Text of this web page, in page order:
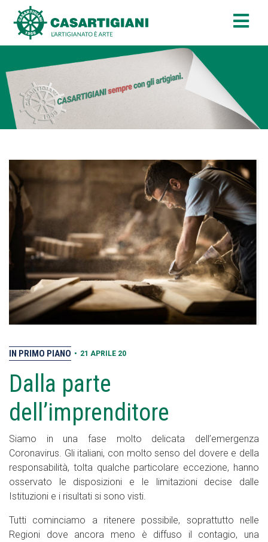
IN PRIMO PIANO • 21 APRILE 20
Dalla parte
dell’imprenditore
Siamo in una fase molto delicata dell’emergenza
Coronavirus. Gli italiani, con molto senso del dovere e della
responsabilità, tolta qualche particolare eccezione, hanno
osservato le disposizioni e le limitazioni decise dalle
Istituzioni e i risultati si sono visti.
Tutti cominciamo a ritenere possibile, soprattutto nelle
Regioni dove ancora meno è diffuso il contagio, una